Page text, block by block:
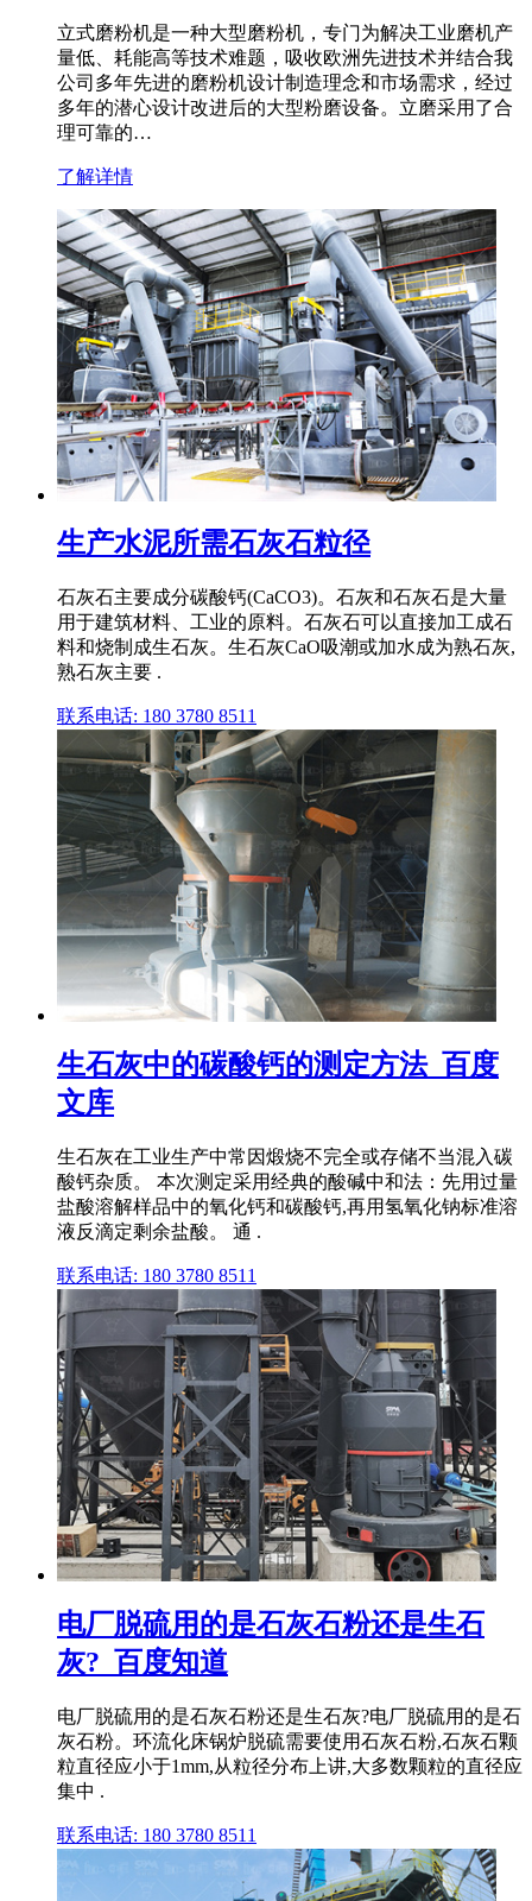
立式磨粉机是一种大型磨粉机，专门为解决工业磨机产
量低、耗能高等技术难题，吸收欧洲先进技术并结合我
公司多年先进的磨粉机设计制造理念和市场需求，经过
多年的潜心设计改进后的大型粉磨设备。立磨采用了合
理可靠的…
了解详情
生产水泥所需石灰石粒径
石灰石主要成分碳酸钙(CaCO3)。石灰和石灰石是大量
用于建筑材料、工业的原料。石灰石可以直接加工成石
料和烧制成生石灰。生石灰CaO吸潮或加水成为熟石灰,
熟石灰主要 .
联系电话: 180 3780 8511
生石灰中的碳酸钙的测定方法_百度
文库
生石灰在工业生产中常因煅烧不完全或存储不当混入碳
酸钙杂质。 本次测定采用经典的酸碱中和法：先用过量
盐酸溶解样品中的氧化钙和碳酸钙,再用氢氧化钠标准溶
液反滴定剩余盐酸。 通 .
联系电话: 180 3780 8511
电厂脱硫用的是石灰石粉还是生石
灰?_百度知道
电厂脱硫用的是石灰石粉还是生石灰?电厂脱硫用的是石
灰石粉。环流化床锅炉脱硫需要使用石灰石粉,石灰石颗
粒直径应小于1mm,从粒径分布上讲,大多数颗粒的直径应
集中 .
联系电话: 180 3780 8511